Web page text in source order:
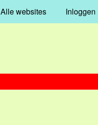
Alle websites Inloggen